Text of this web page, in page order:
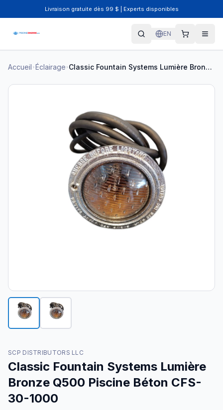
Livraison gratuite dès 99 $ | Experts disponibles
EN
Accueil Éclairage Classic Fountain Systems Lumière Bronze Q500 Piscine Béton CFS-30-1000
SCP DISTRIBUTORS LLC
Classic Fountain Systems Lumière
Bronze Q500 Piscine Béton CFS-
30-1000